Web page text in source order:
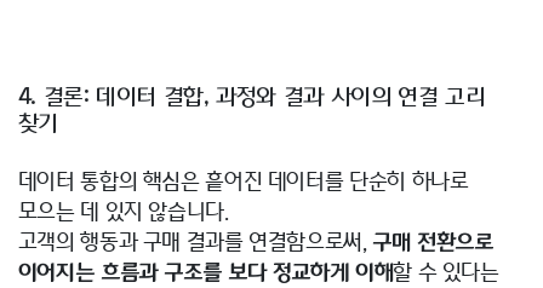
4. 결론: 데이터 결합, 과정와 결과 사이의 연결 고리
찾기
데이터 통합의 핵심은 흩어진 데이터를 단순히 하나로
모으는 데 있지 않습니다.
고객의 행동과 구매 결과를 연결함으로써, 구매 전환으로
이어지는 흐름과 구조를 보다 정교하게 이해할 수 있다는